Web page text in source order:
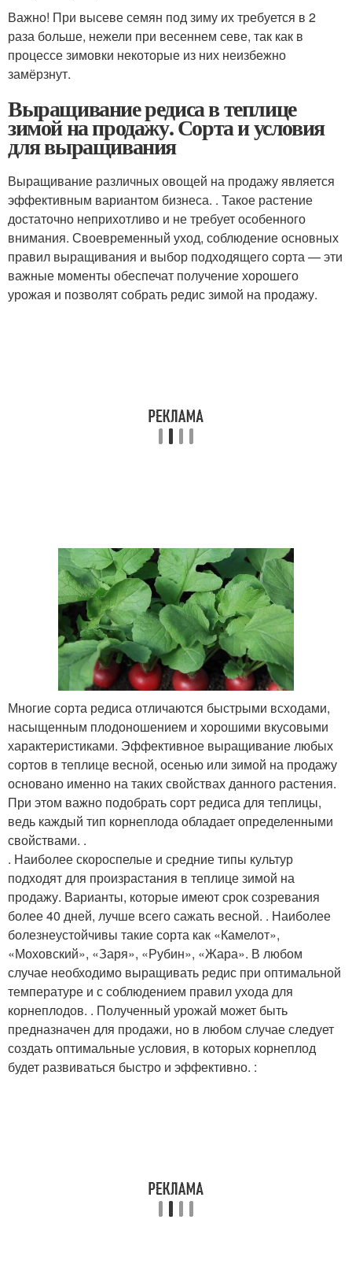
Важно! При высеве семян под зиму их требуется в 2
раза больше, нежели при весеннем севе, так как в
процессе зимовки некоторые из них неизбежно
замёрзнут.
Выращивание редиса в теплице
зимой на продажу. Сорта и условия
для выращивания
Выращивание различных овощей на продажу является
эффективным вариантом бизнеса. . Такое растение
достаточно неприхотливо и не требует особенного
внимания. Своевременный уход, соблюдение основных
правил выращивания и выбор подходящего сорта — эти
важные моменты обеспечат получение хорошего
урожая и позволят собрать редис зимой на продажу.
Многие сорта редиса отличаются быстрыми всходами,
насыщенным плодоношением и хорошими вкусовыми
характеристиками. Эффективное выращивание любых
сортов в теплице весной, осенью или зимой на продажу
основано именно на таких свойствах данного растения.
При этом важно подобрать сорт редиса для теплицы,
ведь каждый тип корнеплода обладает определенными
свойствами. .
. Наиболее скороспелые и средние типы культур
подходят для произрастания в теплице зимой на
продажу. Варианты, которые имеют срок созревания
более 40 дней, лучше всего сажать весной. . Наиболее
болезнеустойчивы такие сорта как «Камелот»,
«Моховский», «Заря», «Рубин», «Жара». В любом
случае необходимо выращивать редис при оптимальной
температуре и с соблюдением правил ухода для
корнеплодов. . Полученный урожай может быть
предназначен для продажи, но в любом случае следует
создать оптимальные условия, в которых корнеплод
будет развиваться быстро и эффективно. :